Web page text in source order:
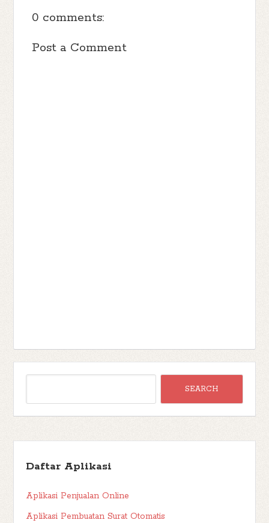
0 comments:
Post a Comment
Daftar Aplikasi
Aplikasi Penjualan Online
Aplikasi Pembuatan Surat Otomatis